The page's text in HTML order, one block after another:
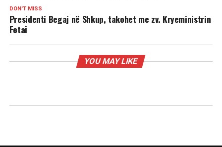
DON'T MISS
Presidenti Begaj në Shkup, takohet me zv. Kryeministrin
Fetai
YOU MAY LIKE